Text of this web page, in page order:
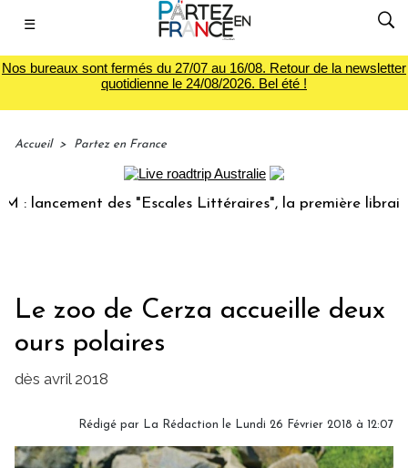
☰
Nos bureaux sont fermés du 27/07 au 16/08. Retour de la newsletter
quotidienne le 24/08/2026. Bel été !
Accueil > Partez en France
des "Escales Littéraires", la première librairie du
Le zoo de Cerza accueille deux
ours polaires
dès avril 2018
Rédigé par La Rédaction le Lundi 26 Février 2018 à 12:07